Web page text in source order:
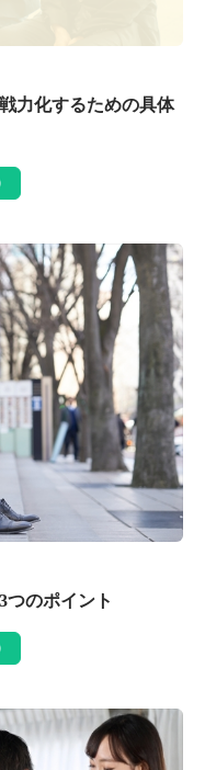
力化するための具体
つのポイント